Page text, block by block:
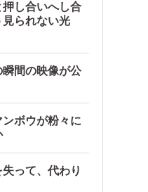
し合いへし合
られない光
瞬間の映像が公
ボウが粉々に
って、代わり